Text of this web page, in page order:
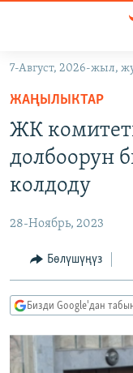
Навигацияга
өтүңүз
Издөөгө
салыңызКЫРГЫЗСТАН
МАДАНИЯТ
ДҮЙНӨ
ТВ ПРОГРАММАЛАР
БҮГҮН АЗАТТЫКТА
ДАНИСТЕ
ПОДКАСТ
Русский
7-Август, 2026-жыл,
ЖАҢЫЛЫКТАР
ЖК
долбоорун
колдоду
28-Ноябрь, 2023
Бөлүшүңүз
Бизди Google'дан